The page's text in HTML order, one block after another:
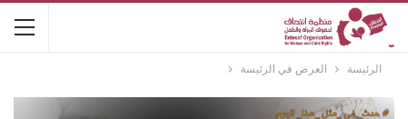
الرئيسة العرض في الرئيسة